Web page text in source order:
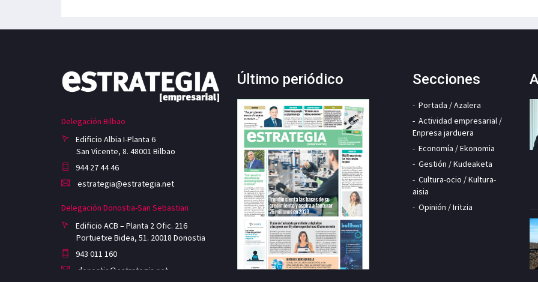
Delegación Bilbao
Edificio Albia I-Planta 6
San Vicente, 8. 48001 Bilbao
944 27 44 46
estrategia@estrategia.net
Delegación Donostia-San Sebastian
Edificio ACB – Planta 2 Ofic. 216
Portuetxe Bidea, 51. 20018 Donostia
943 011 160
donostia@estrategia.net
Último periódico Secciones
Portada / Azalera
Actividad empresarial /
Enpresa jarduera
Economía / Ekonomia
Gestión / Kudeaketa
Cultura-ocio / Kultura-
aisia
Opinión / Iritzia